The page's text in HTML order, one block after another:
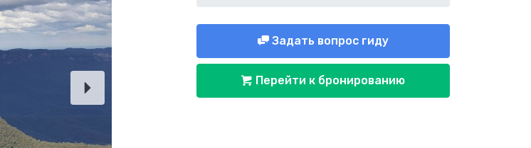
Задать вопрос гиду
Перейти к бронированию